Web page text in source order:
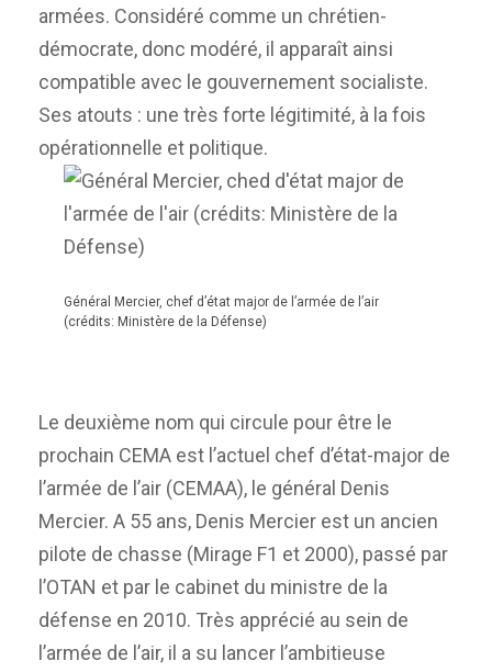
armées. Considéré comme un chrétien-
démocrate, donc modéré, il apparaît ainsi
compatible avec le gouvernement socialiste.
Ses atouts : une très forte légitimité, à la fois
opérationnelle et politique.
Général Mercier, chef d’état major de l’armée de l’air
(crédits: Ministère de la Défense)
Le deuxième nom qui circule pour être le
prochain CEMA est l’actuel chef d’état-major de
l’armée de l’air (CEMAA), le général Denis
Mercier. A 55 ans, Denis Mercier est un ancien
pilote de chasse (Mirage F1 et 2000), passé par
l’OTAN et par le cabinet du ministre de la
défense en 2010. Très apprécié au sein de
l’armée de l’air, il a su lancer l’ambitieuse